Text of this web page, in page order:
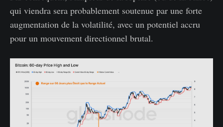
qui viendra sera probablement soutenue par une forte
augmentation de la volatilité, avec un potentiel accru
pour un mouvement directionnel brutal.